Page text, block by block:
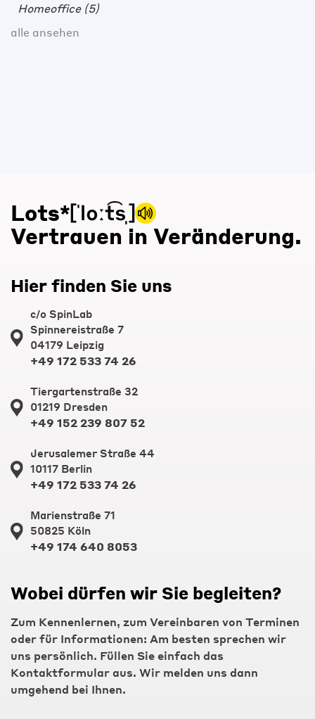
Homeoffice (5)
alle ansehen
Lots*
Vertrauen in Veränderung.
Hier finden Sie uns
c/o SpinLab
Spinnereistraße 7
04179 Leipzig
+49 172 533 74 26
Tiergartenstraße 32
01219 Dresden
+49 152 239 807 52
Jerusalemer Straße 44
10117 Berlin
+49 172 533 74 26
Marienstraße 71
50825 Köln
+49 174 640 8053
Wobei dürfen wir Sie begleiten?
Zum Kennenlernen, zum Vereinbaren von Terminen
oder für Informationen: Am besten sprechen wir
uns persönlich. Füllen Sie einfach das
Kontaktformular aus. Wir melden uns dann
umgehend bei Ihnen.